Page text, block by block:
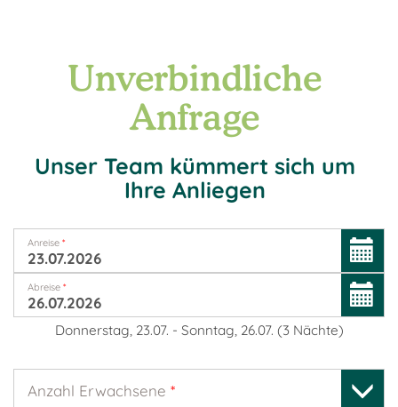
Unverbindliche
Anfrage
Unser Team kümmert sich um
Ihre Anliegen
Anreise *
Abreise *
Donnerstag, 23.07. - Sonntag, 26.07. (3 Nächte)
Anzahl Erwachsene *